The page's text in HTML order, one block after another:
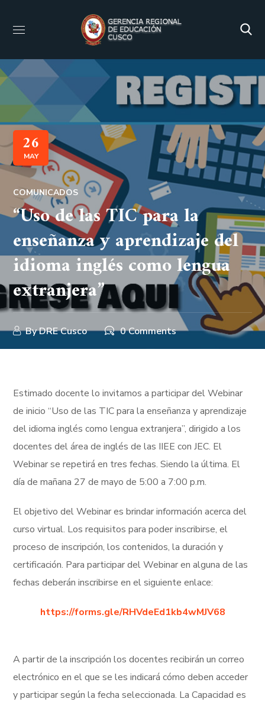
26
MAY
COMUNICADOS
“Uso de las TIC para la
enseñanza y aprendizaje del
idioma inglés como lengua
extranjera”
ByDRE Cusco 0 Comments
Estimado docente lo invitamos a participar del Webinar
de inicio “Uso de las TIC para la enseñanza y aprendizaje
del idioma inglés como lengua extranjera”, dirigido a los
docentes del área de inglés de las IIEE con JEC. El
Webinar se repetirá en tres fechas. Siendo la última. El
día de mañana 27 de mayo de 5:00 a 7:00 p.m.
El objetivo del Webinar es brindar información acerca del
curso virtual. Los requisitos para poder inscribirse, el
proceso de inscripción, los contenidos, la duración y
certificación. Para participar del Webinar en alguna de las
fechas deberán inscribirse en el siguiente enlace:
https://forms.gle/RHVdeEd1kb4wMJV68
A partir de la inscripción los docentes recibirán un correo
electrónico en el que se les indicará cómo deben acceder
y participar según la fecha seleccionada. La Capacidad es